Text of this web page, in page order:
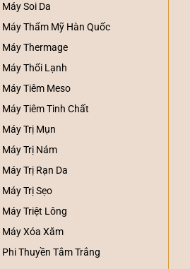
Máy Soi Da
Máy Thẩm Mỹ Hàn Quốc
Máy Thermage
Máy Thổi Lạnh
Máy Tiêm Meso
Máy Tiêm Tinh Chất
Máy Trị Mụn
Máy Trị Nám
Máy Trị Rạn Da
Máy Trị Sẹo
Máy Triệt Lông
Máy Xóa Xăm
Phi Thuyền Tắm Trắng